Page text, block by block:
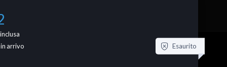
arrivo
Esaurito